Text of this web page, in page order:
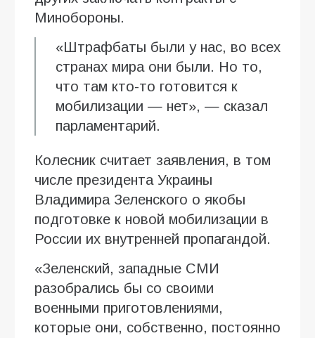
Минобороны.
«Штрафбаты были у нас, во всех
странах мира они были. Но то,
что там кто-то готовится к
мобилизации — нет», — сказал
парламентарий.
Колесник считает заявления, в том
числе президента Украины
Владимира Зеленского о якобы
подготовке к новой мобилизации в
России их внутренней пропагандой.
«Зеленский, западные СМИ
разобрались бы со своими
военными приготовлениями,
которые они, собственно, постоянно